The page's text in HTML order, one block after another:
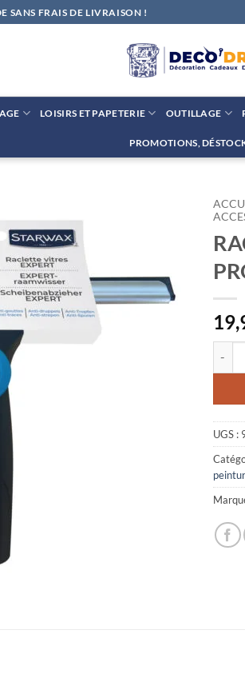
SANS FRAIS DE LIVRAISON !
LOISIRS ET PAPETERIE OUTILLAGE
PROMOTIONS,
souhaits
UGS :